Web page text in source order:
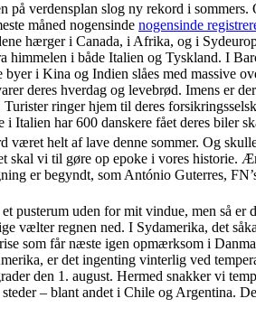
på verdensplan slog ny rekord i
måned nogensinde nogensinde
hærger i Canada, i Afrika, og i
himmelen i både Italien og Tyskland. I
byer i Kina og Indien slåes med massive
deres hverdag og levebrød. Imens er
ringer hjem til deres
i Italien har 600 danskere fået deres biler
været helt af lave denne sommer. Og
skal vi til gøre op epoke i vores historie.
er begyndt, som António Guterres,
pusterum uden for mit vindue, men så er
vælter regnen ned. I Sydamerika, det
som får næste igen opmærksom i
er det ingenting vinterlig ved
den 1. august. Hermed snakker vi
– blant andet i Chile og Argentina.